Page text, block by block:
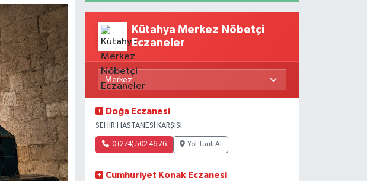
Kütahya Merkez Nöbetçi
Eczaneler
Doğa Eczanesi
ŞEHİR HASTANESİ KARŞISI
0 (274) 502 46 76 Yol Tarifi Al
Cumhuriyet Konak Eczanesi